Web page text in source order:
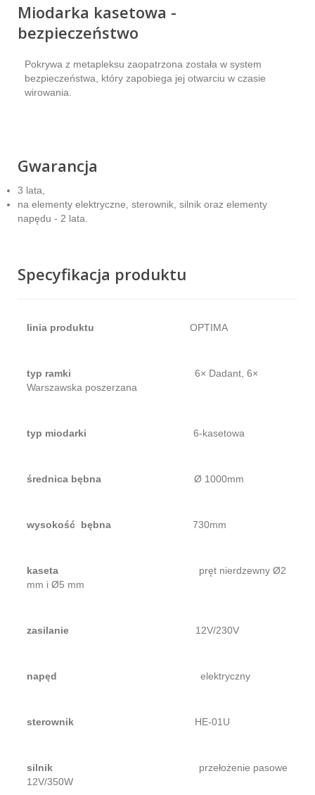
Miodarka kasetowa -
bezpieczeństwo
Pokrywa z metapleksu zaopatrzona została w system
bezpieczeństwa, który zapobiega jej otwarciu w czasie
wirowania.
Gwarancja
3 lata,
na elementy elektryczne, sterownik, silnik oraz elementy
napędu - 2 lata.
Specyfikacja produktu
linia produktu OPTIMA
typ ramki 6× Dadant, 6×
Warszawska poszerzana
typ miodarki 6-kasetowa
średnica bębna Ø 1000mm
wysokość bębna 730mm
kaseta pręt nierdzewny Ø2
mm i Ø5 mm
zasilanie 12V/230V
napęd elektryczny
sterownik HE-01U
silnik przełożenie pasowe
12V/350W